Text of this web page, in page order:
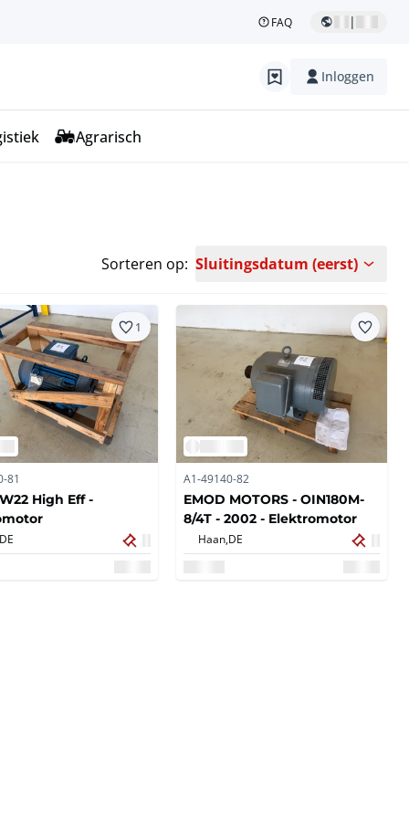
FAQ |
Inloggen
Agrarisch
Sorteren op: Sluitingsdatum (eerst)
1
81
High Eff -
DE
A1-49140-82
EMOD MOTORS - OIN180M-
8/4T - 2002 - Elektromotor
Haan, DE